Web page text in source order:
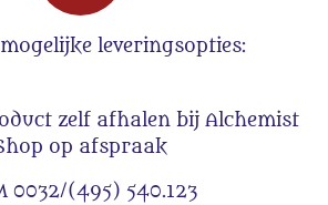
mogelijke leveringsopties:
zelf afhalen bij Alchemist
op afspraak
0032/(495) 540.123